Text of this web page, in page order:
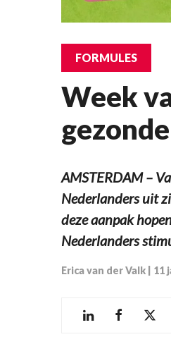
FORMULES
Week
AMSTERDAM –
Nederlanders uit
deze aanpak
Nederlanders
Erica van der Valk 11